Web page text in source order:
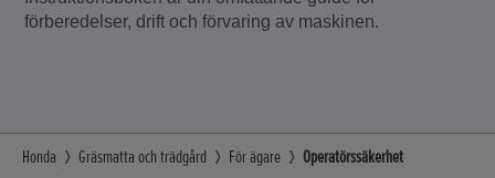
förberedelser, drift och förvaring av maskinen.
Honda Gräsmatta och trädgård För ägare Operatörssäkerhet